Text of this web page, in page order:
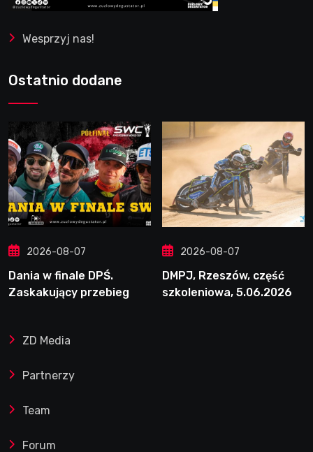
Wesprzyj nas!
Ostatnio dodane
2026-08-07
Dania w finale DPŚ.
Zaskakujący przebieg
2026-08-07
DMPJ, Rzeszów, część
szkoleniowa, 5.06.2026
ZD Media
Partnerzy
Team
Forum